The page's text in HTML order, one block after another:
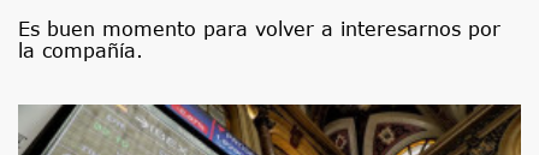
Es buen momento para volver a interesarnos por
la compañía.